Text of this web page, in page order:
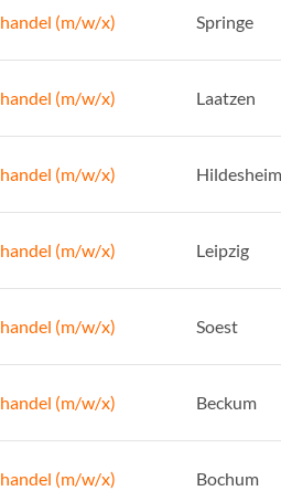
(m/w/x) Springe
(m/w/x) Laatzen
(m/w/x) Hildesheim
(m/w/x) Leipzig
(m/w/x) Soest
(m/w/x) Beckum
(m/w/x) Bochum